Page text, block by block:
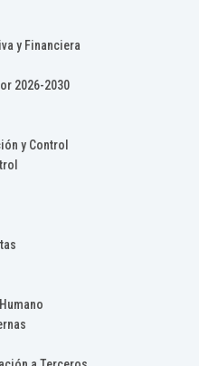
y Financiera
2026-2030
y Control